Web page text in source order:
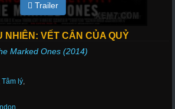
Trailer
NHIÊN: VẾT CẮN CỦA QUỶ
Marked Ones (2014)
Tâm lý,